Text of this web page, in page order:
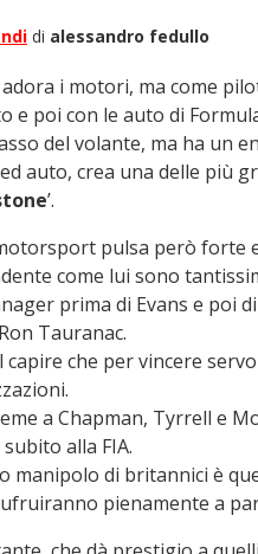
di alessandro fedullo
adora i motori, ma come
e poi con le auto di
del volante, ma ha un
auto, crea una delle più
’.
pulsa però forte
come lui sono
prima di Evans e poi
Tauranac.
capire che per vincere
a Chapman, Tyrrell e
alla FIA.
manipolo di britannici è
pienamente a